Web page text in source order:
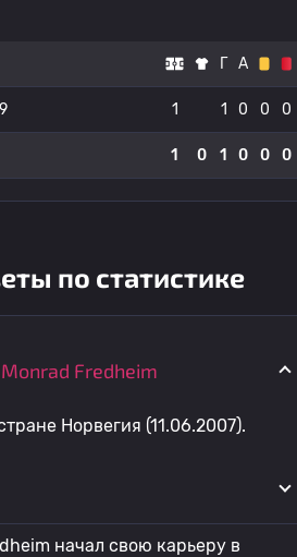
Г А
1 1 0 0 0
1 0 1 0 0 0
по статистике
Fredheim
Норвегия (11.06.2007).
начал свою карьеру в